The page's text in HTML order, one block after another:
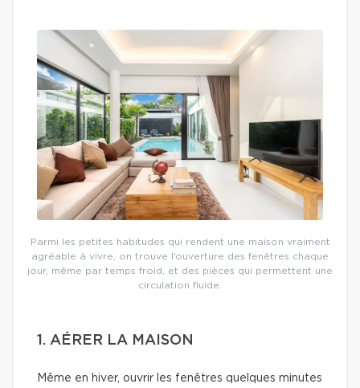
Parmi les petites habitudes qui rendent une maison vraiment
agréable à vivre, on trouve l’ouverture des fenêtres chaque
jour, même par temps froid, et des pièces qui permettent une
circulation fluide.
1. AÉRER LA MAISON
Même en hiver, ouvrir les fenêtres quelques minutes